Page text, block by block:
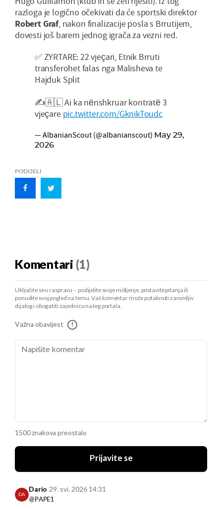
razloga je logično očekivati da će sportski direktor
Robert Graf, nakon finalizacije posla s Brrutijem,
dovesti još barem jednog igrača za vezni red.
✅ ZYRTARE: 22 vjeçari, Etnik Brruti
transferohet falas nga Malisheva te
Hajduk Split
✍️🇦🇱 Ai ka nënshkruar kontratë 3
vjeçare pic.twitter.com/GknikToudc
— AlbanianScout (@albanianscout) May 29,
2026
PODIJELI
Komentari (1)
Uključite se u raspravu – podijelite svoje mišljenje, postavite pitanja ili
ponudite svoj pogled na temu. Vaš komentar može potaknuti zanimljiv
dijalog i obogatiti zajednicu našeg portala.
Važna obavijest !
1500 znakova preostalo
Prijavite se
DA
Dario
@PAPE1
29. svi. 2026 14:31